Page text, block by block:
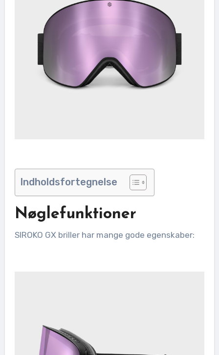
Indholdsfortegnelse
Nøglefunktioner
SIROKO GX briller har mange gode egenskaber: